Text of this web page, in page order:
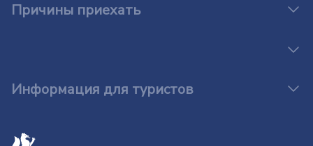
Причины приехать
Информация для туристов